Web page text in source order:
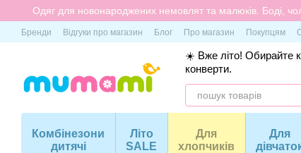
Перейти до основного контенту
Одяг для новонароджених немовлят та малюків. Боді,
Бренди Відгуки про магазин Блог Про магазин Покупцям
☀️ Вже літо! Обирайте
конверти.
Комбінезони
дитячі
Літо
SALE
Для
хлопчиків
Для